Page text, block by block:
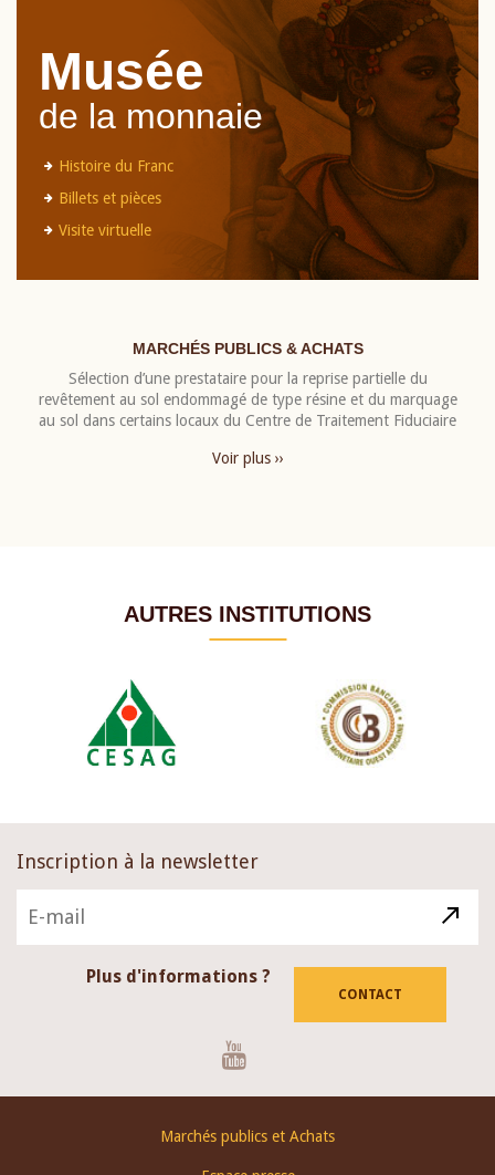
Musée
de la monnaie
Histoire du Franc
Billets et pièces
Visite virtuelle
MARCHÉS PUBLICS & ACHATS
Sélection d’une prestataire pour la reprise partielle du
revêtement au sol endommagé de type résine et du marquage
au sol dans certains locaux du Centre de Traitement Fiduciaire
Voir plus ››
AUTRES INSTITUTIONS
Inscription à la newsletter
Plus d'informations ?
CONTACT
Marchés publics et Achats